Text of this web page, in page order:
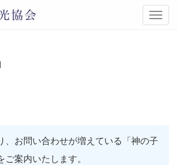
T
o
g
、お問い合わせが増えている「神の子
案内いたします。